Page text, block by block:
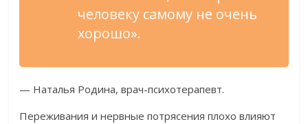
человеку самому не очень
хорошо».
— Наталья Родина, врач-психотерапевт.
Переживания и нервные потрясения плохо влияют